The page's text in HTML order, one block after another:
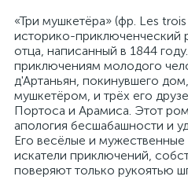
«Три мушкетёра» (фр. Les
историко-
отца, написанный в 1844
приключениям молодого
д'Артаньян, покинувшего
мушкетёром, и трёх его
Портоса и Арамиса. Этот
апология бесшабашности и
Его весёлые и
искатели приключений,
поверяют только рукоятью